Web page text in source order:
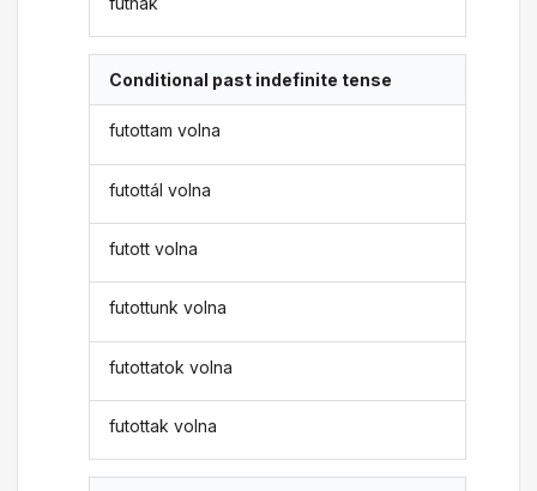
Conditional past indefinite tense
futottam volna
futottál volna
futott volna
futottunk volna
futottatok volna
futottak volna